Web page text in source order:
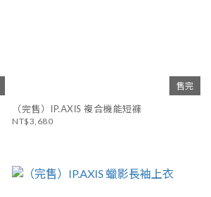
售完
（完售）IP.AXIS 複合機能短褲
NT$3,680